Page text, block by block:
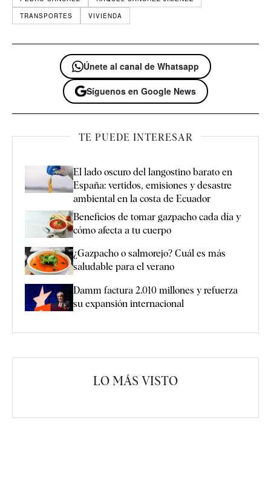
TRANSPORTES
VIVIENDA
Únete al canal de Whatsapp
Síguenos en Google News
TE PUEDE INTERESAR
El lado oscuro del langostino barato en
España: vertidos, emisiones y desastre
ambiental en la costa de Ecuador
Beneficios de tomar gazpacho cada día y
cómo afecta a tu cuerpo
¿Gazpacho o salmorejo? Cuál es más
saludable para el verano
Damm factura 2.010 millones y refuerza
su expansión internacional
LO MÁS VISTO